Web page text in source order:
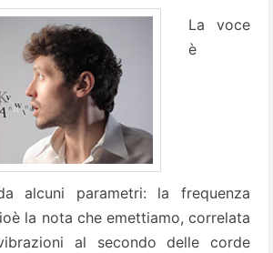
La voce
è
alcuni parametri: la frequenza
la nota che emettiamo, correlata
al secondo delle corde